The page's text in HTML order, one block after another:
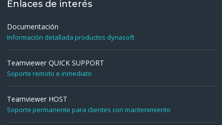
Enlaces de interés
Documentación
Información detallada productos dynasoft
Teamviewer QUICK SUPPORT
Soporte remoto e inmediato
Teamviewer HOST
Soporte permanente para clientes con mantenimiento